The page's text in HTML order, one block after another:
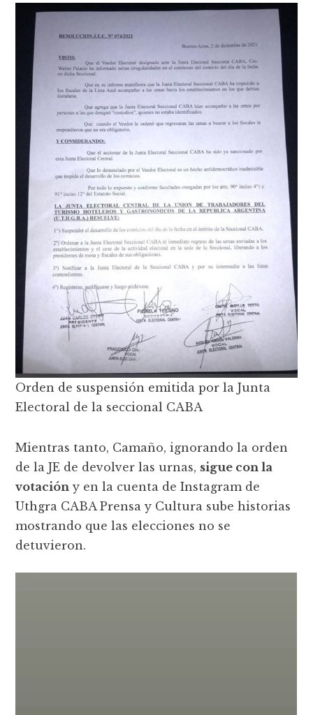
Orden de suspensión emitida por la Junta
Electoral de la seccional CABA
Mientras tanto, Camaño, ignorando la orden
de la JE de devolver las urnas, sigue con la
votación y en la cuenta de Instagram de
Uthgra CABA Prensa y Cultura sube historias
mostrando que las elecciones no se
detuvieron.